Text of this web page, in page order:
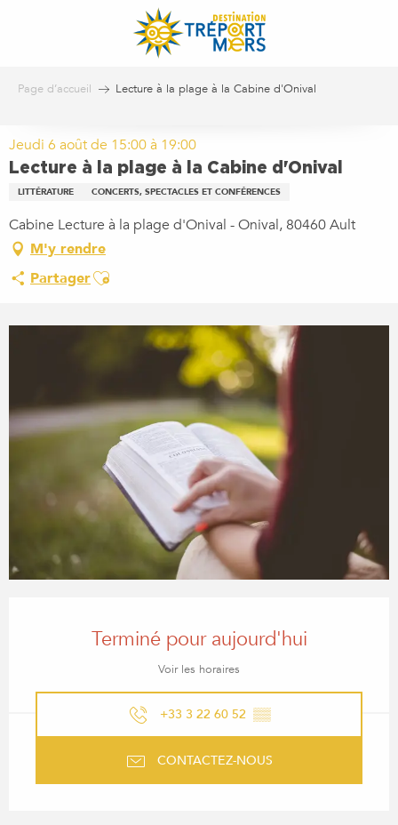
Page d’accueil Lecture à la plage à la Cabine d'Onival
Jeudi 6 août de 15:00 à 19:00
Lecture à la plage à la Cabine d'Onival
LITTÉRATURE CONCERTS, SPECTACLES ET CONFÉRENCES
Cabine Lecture à la plage d'Onival - Onival, 80460 Ault
M'y rendre
PartagerAjouter aux favoris
Terminé pour aujourd'hui
Voir les horaires
+33 3 22 60 52 ▒▒
CONTACTEZ-NOUS